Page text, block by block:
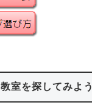
教室を探してみよう